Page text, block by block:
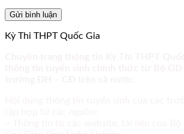
Kỳ Thi THPT Quốc Gia